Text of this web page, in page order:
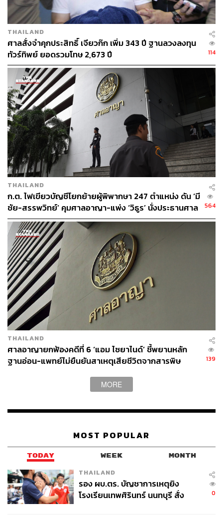
THAILAND
ศาลสั่งจำคุกประสิทธิ์ เจียวก๊ก เพิ่ม 343 ปี ฐานลวงลงทุน
ทัวร์ทิพย์ ยอดรวมโทษ 2,673 ปี
114
THAILAND
ก.ต. ไฟเขียวบัญชีโยกย้ายผู้พิพากษา 247 ตำแหน่ง ดัน ‘มี
ชัย-สรรพวิทย์’ คุมศาลอาญา-แพ่ง ‘วิธูร’ นั่งประธานศาล
อุทธรณ์
564
THAILAND
ศาลอาญายกฟ้องคดีที่ 6 ‘แอม ไซยาไนด์’ ชี้พยานหลัก
ฐานอ่อน-แพทย์ไม่ยืนยันสาเหตุเสียชีวิตจากสารพิษ
139
MORE
MOST POPULAR
TODAY WEEK MONTH
THAILAND
รอง ผบ.ตร. บัญชาการเหตุยิง
โรงเรียนเทพศิรินทร์ นนทบุรี สั่ง
0